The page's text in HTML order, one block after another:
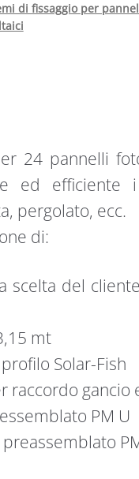
di fissaggio per
24 pannelli
ed
pergolato, ecc.
di:
scelta del
mt
Solar-Fish
raccordo gancio
PM U